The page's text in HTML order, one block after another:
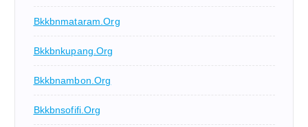
Bkkbnmataram.org
Bkkbnkupang.org
Bkkbnambon.org
Bkkbnsofifi.org